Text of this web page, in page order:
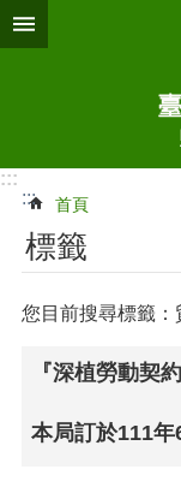
跳到主要內容區塊
:::
:::
首頁
標籤
您目前搜尋標籤：